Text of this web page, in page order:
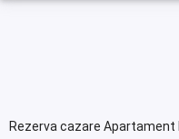
Rezerva cazare Apartament